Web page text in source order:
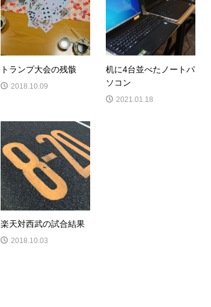
トランプ大会の残骸
2018.10.09
机に4台並べたノートパ
ソコン
2021.01.18
楽天対西武の試合結果
2018.10.03